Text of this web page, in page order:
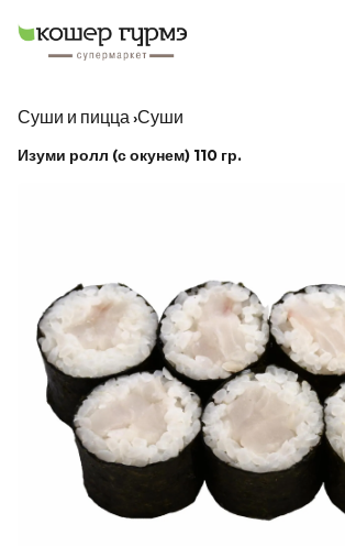
Суши и пицца›Суши
Изуми ролл (с окунем) 110 гр.